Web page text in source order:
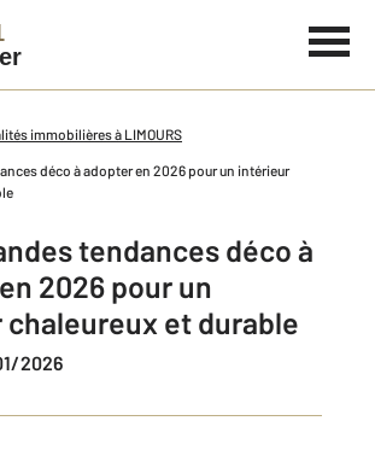
immobilières à LIMOURS
déco à adopter en 2026 pour un intérieur
tendances déco à
2026 pour un
et durable
2026